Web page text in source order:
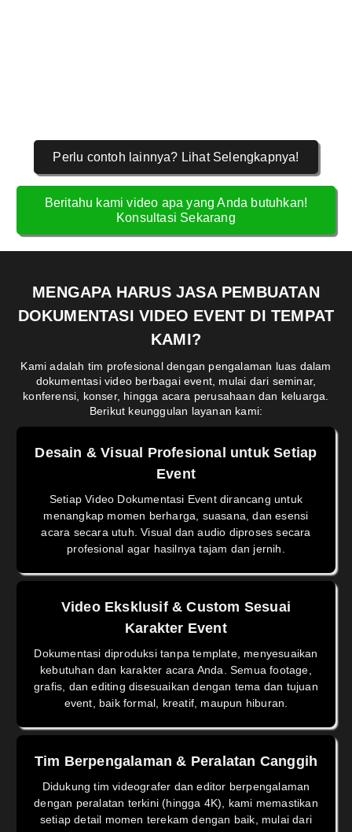
Perlu contoh lainnya? Lihat Selengkapnya!
Beritahu kami video apa yang Anda butuhkan!
Konsultasi Sekarang
MENGAPA HARUS JASA PEMBUATAN
DOKUMENTASI VIDEO EVENT DI TEMPAT
KAMI?
Kami adalah tim profesional dengan pengalaman luas dalam
dokumentasi video berbagai event, mulai dari seminar,
konferensi, konser, hingga acara perusahaan dan keluarga.
Berikut keunggulan layanan kami:
Desain & Visual Profesional untuk Setiap
Event
Setiap Video Dokumentasi Event dirancang untuk
menangkap momen berharga, suasana, dan esensi
acara secara utuh. Visual dan audio diproses secara
profesional agar hasilnya tajam dan jernih.
Video Eksklusif & Custom Sesuai
Karakter Event
Dokumentasi diproduksi tanpa template, menyesuaikan
kebutuhan dan karakter acara Anda. Semua footage,
grafis, dan editing disesuaikan dengan tema dan tujuan
event, baik formal, kreatif, maupun hiburan.
Tim Berpengalaman & Peralatan Canggih
Didukung tim videografer dan editor berpengalaman
dengan peralatan terkini (hingga 4K), kami memastikan
setiap detail momen terekam dengan baik, mulai dari